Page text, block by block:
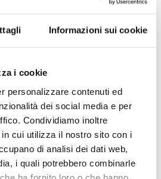
Informazioni sui cookie
i cookie
personalizzare contenuti ed
dei social media e per
Condividiamo inoltre
cui utilizza il nostro sito con i
di analisi dei dati web,
i quali potrebbero combinarle
Un’occasione per scoprire le
realtà ibride e spazi non profit.
found with your
settings. You should
have posts inside the